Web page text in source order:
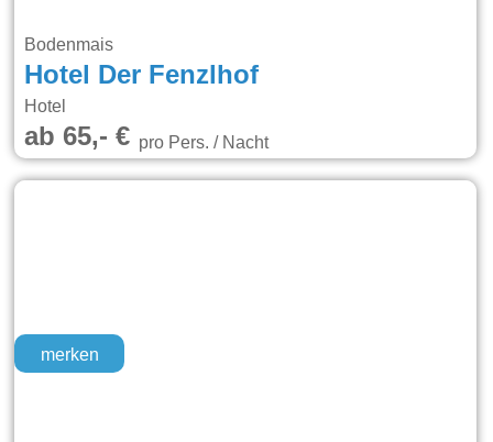
Bodenmais
Hotel Der Fenzlhof
Hotel
ab 65,- €pro Pers. / Nacht
merken